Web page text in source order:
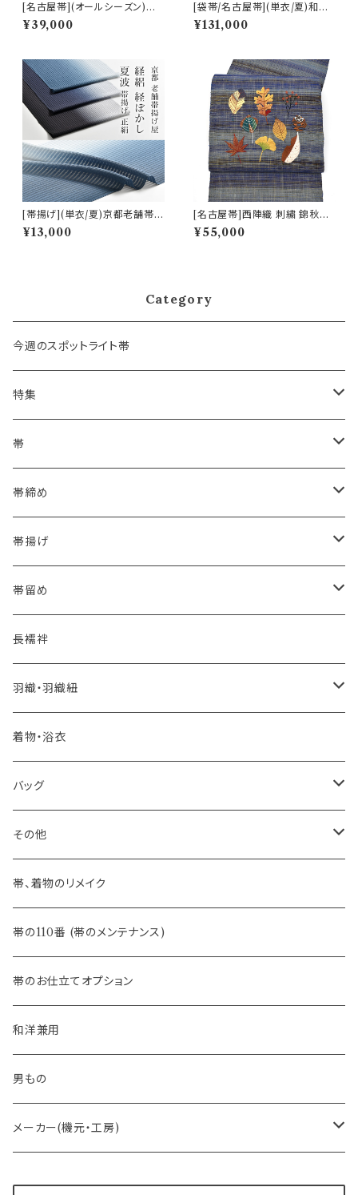
[名古屋帯](オールシーズン)西
陣織機屋 謹製 ぜんまい段 ねこ
散歩 九寸帯 正絹 日本製(商品
¥39,000
[袋帯/名古屋帯](単衣/夏)和染
紅型 栗山吉三郎 謹製 芭蕉葉
本麻 日本製(商品番号:22388)
¥131,000
[帯揚げ](単衣/夏)京都老舗帯揚
げ屋 謹製 経絽 経ぼかし『夏波』
京丹後岩滝産 正絹 (商品番号:2
¥13,000
[名古屋帯]西陣織 刺繍 錦秋の
香 九寸帯 正絹 日本製(商品番
号:21643)
¥55,000
Category
今週のスポットライト帯
特集
浴衣にも！夏の帯揚げ
海のいろ ～sea-green～
格ある夏の名古屋帯（都の絽綴れ）
おとなの浴衣(有松 鳴海絞り)
自宅で洗える！本麻長襦袢
憧れの高級カジュアル帯
河合美術織物 訪問着に合わせる袋帯
訪問着に合わせるフォーマル帯
３万円台♪高見え袋帯・名古屋帯
帯
- 博多帯
夏・単衣用(夏帯)
- 西陣織
夏・単衣用(夏帯)
- 紬帯・自然布
- 琉球帯
- 染め帯
- 袋帯・洒落袋帯
- 名古屋帯
八寸名古屋帯 (松葉仕立て)
- オールシーズン帯
- 夏帯
- 半幅帯
- 大人兵児帯
- おびやオリジナル・別注
- オーダー帯
- 京袋帯・開き仕立て
帯締め
- おびやオリジナル
- 細平唐組 (7mmスリム帯締め)
- 田中節子
帯揚げ
- おびやオリジナル
- 京都 三浦清商店
- 大津工房 荒尾ちどり
帯留め
-おびやオリジナル
長襦袢
羽織・羽織紐
-おびやオリジナル
着物・浴衣
バッグ
-おびやオリジナル
その他
-おびやオリジナル
-フィカレ
帯、着物のリメイク
帯の110番 (帯のメンテナンス)
帯のお仕立てオプション
和洋兼用
男もの
メーカー(機元・工房)